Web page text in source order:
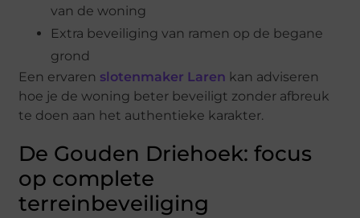
van de woning
Extra beveiliging van ramen op de begane
grond
Een ervaren slotenmaker Laren kan adviseren
hoe je de woning beter beveiligt zonder afbreuk
te doen aan het authentieke karakter.
De Gouden Driehoek: focus
op complete
terreinbeveiliging